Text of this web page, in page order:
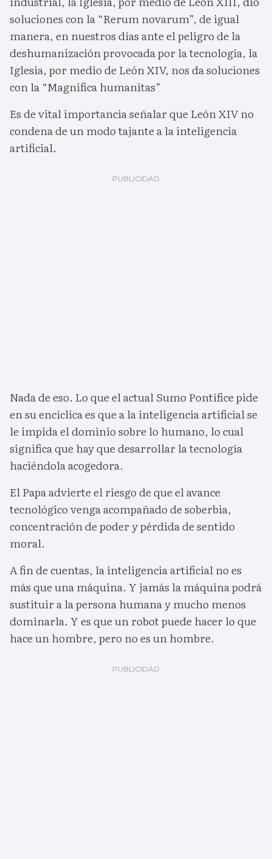
soluciones con la “Rerum novarum”, de igual
manera, en nuestros días ante el peligro de la
deshumanización provocada por la tecnología, la
Iglesia, por medio de León XIV, nos da soluciones
con la “Magnifica humanitas”
Es de vital importancia señalar que León XIV no
condena de un modo tajante a la inteligencia
artificial.
Nada de eso. Lo que el actual Sumo Pontífice pide
en su encíclica es que a la inteligencia artificial se
le impida el dominio sobre lo humano, lo cual
significa que hay que desarrollar la tecnología
haciéndola acogedora.
El Papa advierte el riesgo de que el avance
tecnológico venga acompañado de soberbia,
concentración de poder y pérdida de sentido
moral.
A fin de cuentas, la inteligencia artificial no es
más que una máquina. Y jamás la máquina podrá
sustituir a la persona humana y mucho menos
dominarla. Y es que un robot puede hacer lo que
hace un hombre, pero no es un hombre.